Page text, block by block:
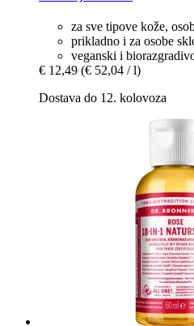
za sve tipove kože,
prikladno i za osobe
veganski i
€ 12,49 (€ 52,04 / l)
Dostava do 12. kolovoza